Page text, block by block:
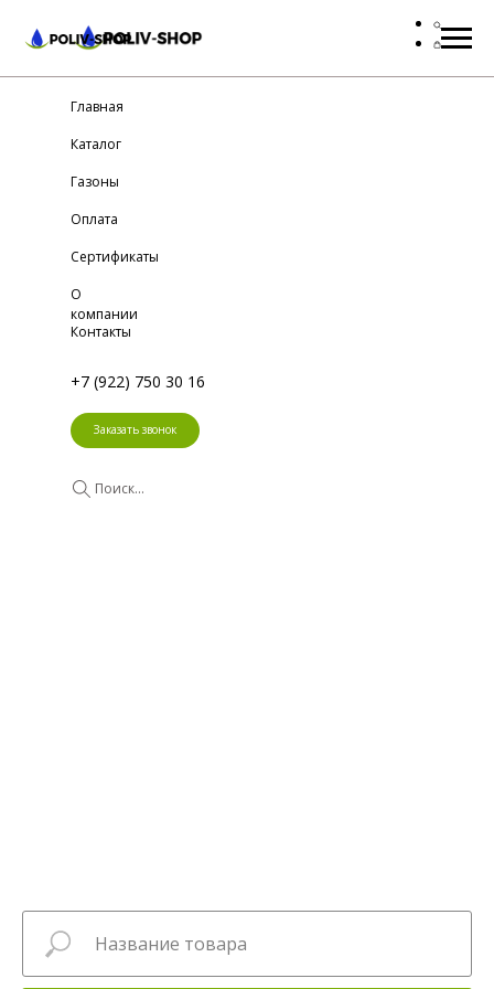
Заказать звонок
+7 (922) 750 30 16
Главная
Каталог
Газоны
Оплата
Сертификаты
О
компании
Контакты
Поиск...